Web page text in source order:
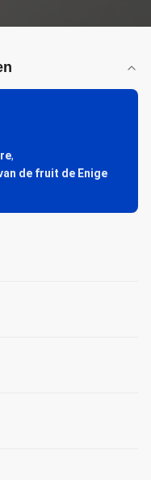
,
de fruit de Enige